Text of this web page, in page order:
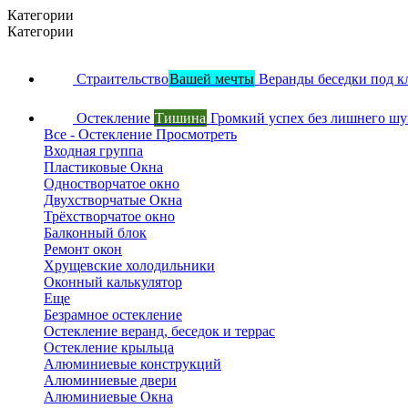
Категории
Категории
СтраительствоВашей мечты Веранды беседки под
Остекление Тишина Громкий успех без лишнего
Все - Остекление Просмотреть
Входная группа
Пластиковые Окна
Одностворчатое окно
Двухстворчатые Окна
Трёхстворчатое окно
Балконный блок
Ремонт окон
Хрущевские холодильники
Оконный калькулятор
Еще
Безрамное остекление
Остекление веранд, беседок и террас
Остекление крыльца
Алюминиевые конструкций
Алюминиевые двери
Алюминиевые Окна